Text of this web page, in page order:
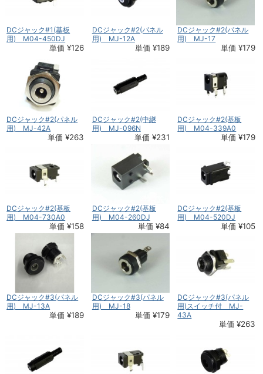
DCジャック#1(基板
用) M04-450DJ
単価 ¥126
DCジャック#2(パネル
用) MJ-12A
単価 ¥189
DCジャック#2(パネル
用) MJ-17
単価 ¥179
DCジャック#2(パネル
用) MJ-42A
単価 ¥263
DCジャック#2(中継
用) MJ-096N
単価 ¥231
DCジャック#2(基板
用) M04-339A0
単価 ¥179
DCジャック#2(基板
用) M04-730A0
単価 ¥158
DCジャック#2(基板
用) M04-260DJ
単価 ¥84
DCジャック#2(基板
用) M04-520DJ
単価 ¥105
DCジャック#3(パネル
用) MJ-13A
単価 ¥189
DCジャック#3(パネル
用) MJ-18
単価 ¥179
DCジャック#3(パネル
用)スイッチ付 MJ-
43A
単価 ¥263